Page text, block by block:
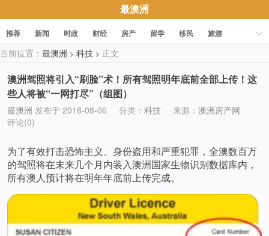
最澳洲
推荐 新闻 时政 财经 房产 留学 移民
旅游
科技
职场 美食 文化
当前位置： 最澳洲 > 科技 > 正文
澳洲驾照将引入“刷脸”术！所有驾照明年底前全部上传！这
些人将被“一网打尽”（组图）
最澳洲 发布于 2018-08-06 分类： 科技 来源： 澳洲房产网
评论(0)
为了有效打击恐怖主义、身份盗用和严重犯罪，全澳数百万
的驾照将在未来几个月内装入澳洲国家生物识别数据库内，
所有澳人预计将在明年年底前上传完成。